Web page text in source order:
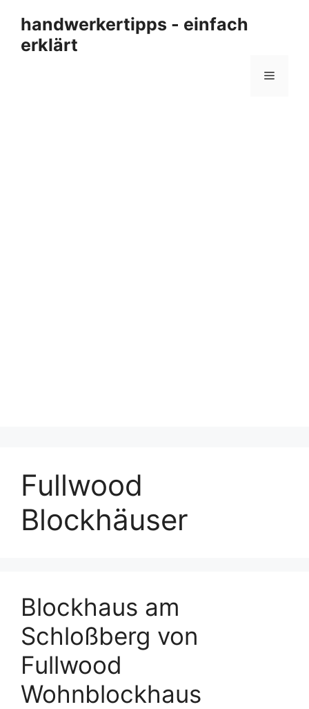
Inhalt
springen
handwerkertipps - einfach
erklärt
Menü
Fullwood
Blockhäuser
Blockhaus am
Schloßberg von
Fullwood
Wohnblockhaus